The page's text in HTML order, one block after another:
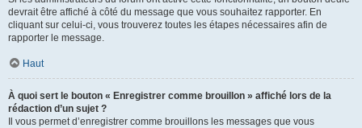
devrait être affiché à côté du message que vous souhaitez rapporter. En
cliquant sur celui-ci, vous trouverez toutes les étapes nécessaires afin de
rapporter le message.
Haut
À quoi sert le bouton « Enregistrer comme brouillon » affiché lors de la
rédaction d’un sujet ?
Il vous permet d’enregistrer comme brouillons les messages que vous